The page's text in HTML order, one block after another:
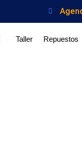
Taller Repuestos